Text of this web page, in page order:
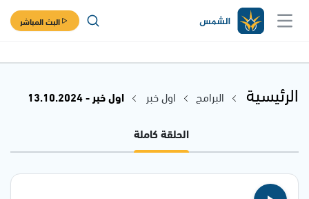
البث المباشر
الرئيسية البرامج اول خبر
اول خبر - 13.10.2024
الحلقة كاملة